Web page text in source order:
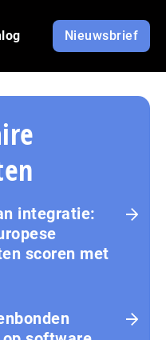
Nieuwsbrief
integratie:
scoren met